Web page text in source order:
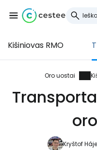
Kišiniovas RMO
Oro uostai
Kryštof
Cestee
... pasaulinė